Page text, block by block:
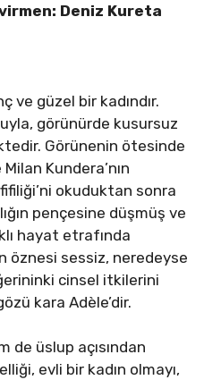
Deniz Kureta
ve güzel bir kadındır.
görünürde kusursuz
Görünenin ötesinde
Kundera’nın
okuduktan sonra
pençesine düşmüş ve
hayat etrafında
öznesi sessiz, neredeyse
cinsel itkilerini
kara Adèle’dir.
de üslup açısından
evli bir kadın olmayı,